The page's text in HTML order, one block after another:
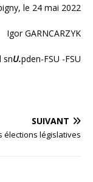
le 24 mai 2022
Igor GARNCARZYK
snU.pden-FSU -FSU
SUIVANT
élections législatives